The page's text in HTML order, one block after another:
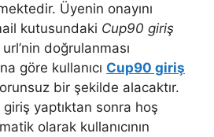
Üyenin onayını
kutusundaki Cup90 giriş
url’nin doğrulanması
göre kullanıcı Cup90 giriş
bir şekilde alacaktır.
giriş yaptıktan sonra hoş
olarak kullanıcının